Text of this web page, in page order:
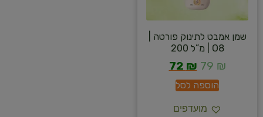
שמן אמבט לתינוק פורטה |
O8 | מ”ל 200
79 ₪
72 ₪
הוספה לסל
מועדפים